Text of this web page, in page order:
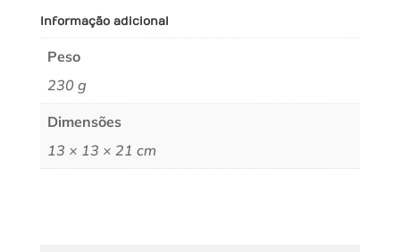
Informação adicional
Peso
230 g
Dimensões
13 × 13 × 21 cm